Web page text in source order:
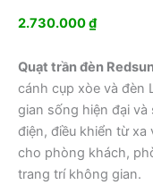
2.730.000₫
Quạt trần đèn
cánh cụp xòe và đèn
gian sống hiện đại
điện, điều khiển từ
cho phòng khách,
trang trí không gian.